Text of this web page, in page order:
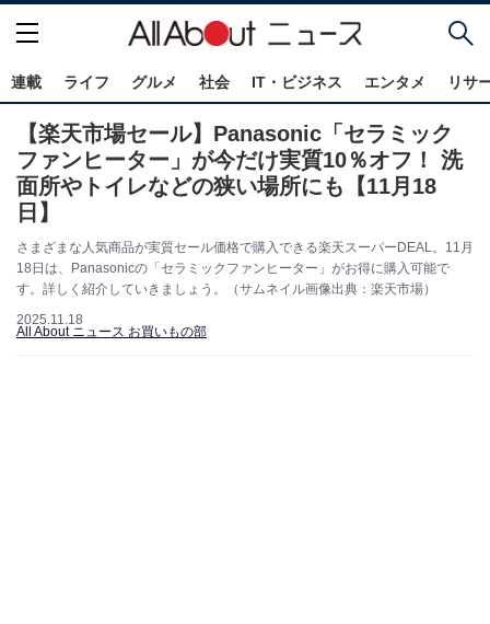
連載 ライフ グルメ 社会 IT・ビジネス エンタメ リサ
【楽天市場セール】Panasonic「セラミック
ファンヒーター」が今だけ実質10％オフ！ 洗
面所やトイレなどの狭い場所にも【11月18
日】
さまざまな人気商品が実質セール価格で購入できる楽天スーパーDEAL。11月
18日は、Panasonicの「セラミックファンヒーター」がお得に購入可能で
す。詳しく紹介していきましょう。（サムネイル画像出典：楽天市場）
2025.11.18
All About ニュース お買いもの部